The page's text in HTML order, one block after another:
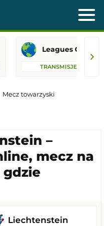
TRANSMISJE
Mecz towarzyski
–
mecz na
gdzie
Liechtenstein